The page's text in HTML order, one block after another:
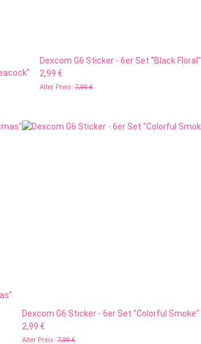
Dexcom G6 Sticker - 6er Set "Black Floral"
2,99 €
Alter Preis: 7,99 €
Dexcom G6 Sticker - 6er Set "Colorful Smoke"
2,99 €
Alter Preis: 7,99 €